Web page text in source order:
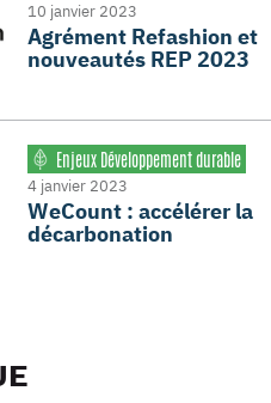
10 janvier 2023
Agrément Refashion et
nouveautés REP 2023
Enjeux Développement durable
4 janvier 2023
WeCount : accélérer la
décarbonation